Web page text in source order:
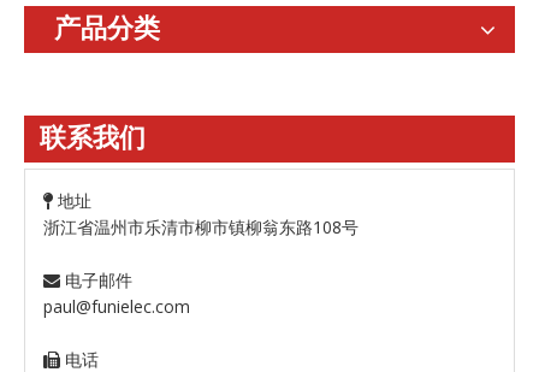
产品分类
联系我们
 地址
浙江省温州市乐清市柳市镇柳翁东路108号
 电子邮件
paul@funielec.com
 电话